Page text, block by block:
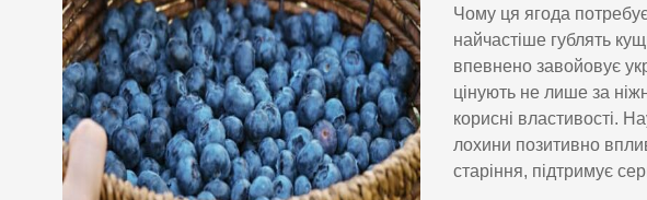
Чому ця ягода
найчастіше гублять
впевнено завойовує
цінують не лише за
корисні властивості.
лохини позитивно
старіння, підтримує